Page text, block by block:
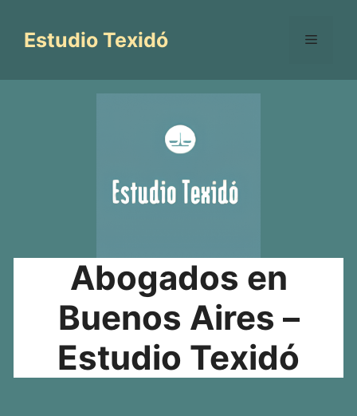
contenido
Estudio Texidó Menú
Abogados en
Buenos Aires –
Estudio Texidó